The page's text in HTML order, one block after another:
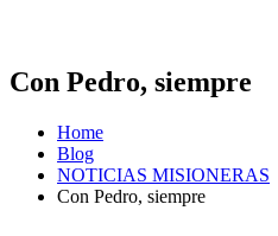
Con Pedro, siempre
Home
Blog
NOTICIAS MISIONERAS
Con Pedro, siempre